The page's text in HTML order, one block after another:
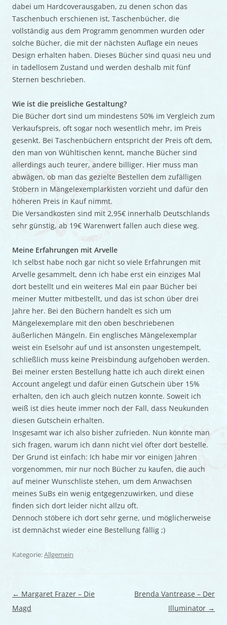
dabei um Hardcoverausgaben, zu denen schon das
Taschenbuch erschienen ist, Taschenbücher, die
vollständig aus dem Programm genommen wurden oder
solche Bücher, die mit der nächsten Auflage ein neues
Design erhalten haben. Dieses Bücher sind quasi neu und
in tadellosem Zustand und werden deshalb mit fünf
Sternen beschrieben.
Wie ist die preisliche Gestaltung?
Die Bücher dort sind um mindestens 50% im Vergleich zum
Verkaufspreis, oft sogar noch wesentlich mehr, im Preis
gesenkt. Bei Taschenbüchern entspricht der Preis oft dem,
den man von Wühltischen kennt, manche Bücher sind
allerdings auch teurer, andere billiger. Hier muss man
abwägen, ob man das gezielte Bestellen dem zufälligen
Stöbern in Mängelexemplarkisten vorzieht und dafür den
höheren Preis in Kauf nimmt.
Die Versandkosten sind mit 2,95€ innerhalb Deutschlands
sehr günstig, ab 19€ Warenwert fallen auch diese weg.
Meine Erfahrungen mit Arvelle
Ich selbst habe noch gar nicht so viele Erfahrungen mit
Arvelle gesammelt, denn ich habe erst ein einziges Mal
dort bestellt und ein weiteres Mal ein paar Bücher bei
meiner Mutter mitbestellt, und das ist schon über drei
Jahre her. Bei den Büchern handelt es sich um
Mängelexemplare mit den oben beschriebenen
äußerlichen Mängeln. Ein englisches Mängelexemplar
weist ein Eselsohr auf und ist ansonsten ungestempelt,
schließlich muss keine Preisbindung aufgehoben werden.
Bei meiner ersten Bestellung hatte ich auch direkt einen
Account angelegt und dafür einen Gutschein über 15%
erhalten, den ich auch gleich nutzen konnte. Soweit ich
weiß ist dies heute immer noch der Fall, dass Neukunden
diesen Gutschein erhalten.
Insgesamt war ich also bisher zufrieden. Nun könnte man
sich fragen, warum ich dann nicht viel öfter dort bestelle.
Der Grund ist einfach: Ich habe mir vor einigen Jahren
vorgenommen, mir nur noch Bücher zu kaufen, die auch
auf meiner Wunschliste stehen, um dem Anwachsen
meines SuBs ein wenig entgegenzuwirken, und diese
finden sich dort leider nicht allzu oft.
Dennoch stöbere ich dort sehr gerne, und möglicherweise
ist demnächst wieder eine Bestellung fällig ;)
Kategorie:Allgemein
Beitragsnavigation
← Margaret Frazer – Die
Magd
Brenda Vantrease – Der
Illuminator →